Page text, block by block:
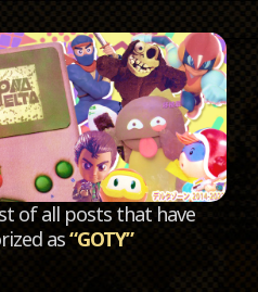
of all posts that have
as“GOTY”